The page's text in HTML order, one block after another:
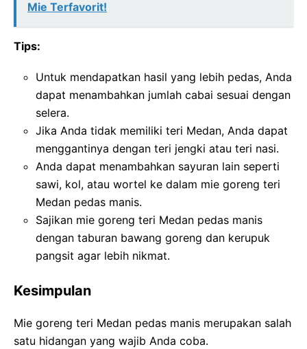
Mie Terfavorit!
Tips:
Untuk mendapatkan hasil yang lebih pedas, Anda
dapat menambahkan jumlah cabai sesuai dengan
selera.
Jika Anda tidak memiliki teri Medan, Anda dapat
menggantinya dengan teri jengki atau teri nasi.
Anda dapat menambahkan sayuran lain seperti
sawi, kol, atau wortel ke dalam mie goreng teri
Medan pedas manis.
Sajikan mie goreng teri Medan pedas manis
dengan taburan bawang goreng dan kerupuk
pangsit agar lebih nikmat.
Kesimpulan
Mie goreng teri Medan pedas manis merupakan salah
satu hidangan yang wajib Anda coba.